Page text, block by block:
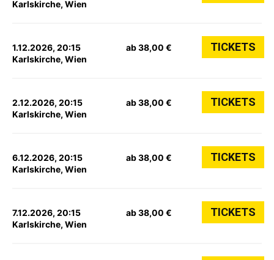
Karlskirche, Wien
1.12.2026, 20:15
Karlskirche, Wien
ab 38,00 € TICKETS
2.12.2026, 20:15
Karlskirche, Wien
ab 38,00 € TICKETS
6.12.2026, 20:15
Karlskirche, Wien
ab 38,00 € TICKETS
7.12.2026, 20:15
Karlskirche, Wien
ab 38,00 € TICKETS